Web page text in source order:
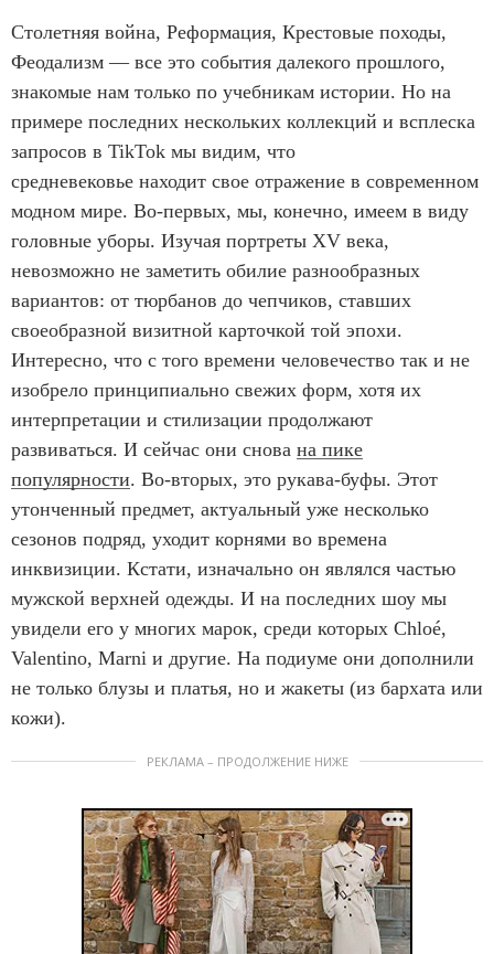
Столетняя война, Реформация, Крестовые походы,
Феодализм — все это события далекого прошлого,
знакомые нам только по учебникам истории. Но на
примере последних нескольких коллекций и всплеска
запросов в TikTok мы видим, что
средневековье находит свое отражение в современном
модном мире. Во-первых, мы, конечно, имеем в виду
головные уборы. Изучая портреты XV века,
невозможно не заметить обилие разнообразных
вариантов: от тюрбанов до чепчиков, ставших
своеобразной визитной карточкой той эпохи.
Интересно, что с того времени человечество так и не
изобрело принципиально свежих форм, хотя их
интерпретации и стилизации продолжают
развиваться. И сейчас они снова на пике
популярности. Во-вторых, это рукава-буфы. Этот
утонченный предмет, актуальный уже несколько
сезонов подряд, уходит корнями во времена
инквизиции. Кстати, изначально он являлся частью
мужской верхней одежды. И на последних шоу мы
увидели его у многих марок, среди которых Chloé,
Valentino, Marni и другие. На подиуме они дополнили
не только блузы и платья, но и жакеты (из бархата или
кожи).
РЕКЛАМА – ПРОДОЛЖЕНИЕ НИЖЕ